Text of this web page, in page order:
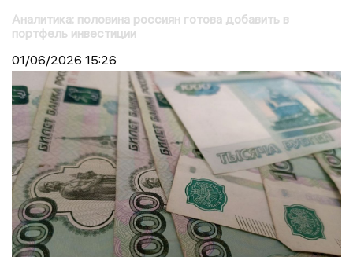
Аналитика: половина россиян готова добавить в
портфель инвестиции
01/06/2026 15:26